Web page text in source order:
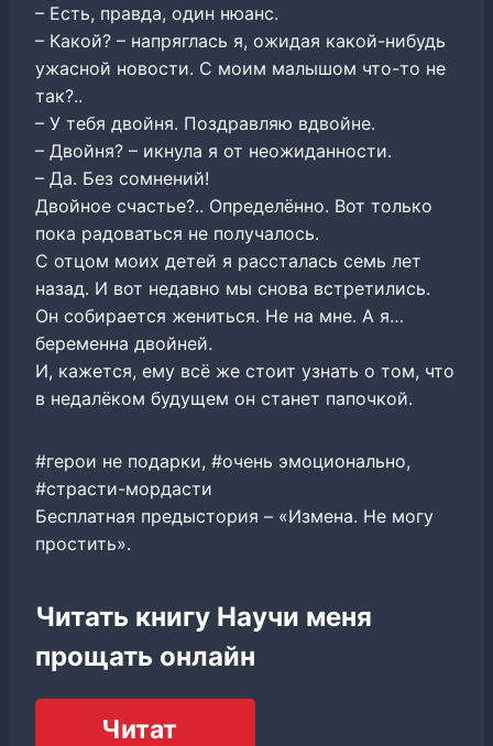
– Есть, правда, один нюанс.
– Какой? – напряглась я, ожидая какой-нибудь
ужасной новости. С моим малышом что-то не
так?..
– У тебя двойня. Поздравляю вдвойне.
– Двойня? – икнула я от неожиданности.
– Да. Без сомнений!
Двойное счастье?.. Определённо. Вот только
пока радоваться не получалось.
С отцом моих детей я рассталась семь лет
назад. И вот недавно мы снова встретились.
Он собирается жениться. Не на мне. А я…
беременна двойней.
И, кажется, ему всё же стоит узнать о том, что
в недалёком будущем он станет папочкой.
#герои не подарки, #очень эмоционально,
#страсти-мордасти
Бесплатная предыстория – «Измена. Не могу
простить».
Читать книгу Научи меня
прощать онлайн
Читат